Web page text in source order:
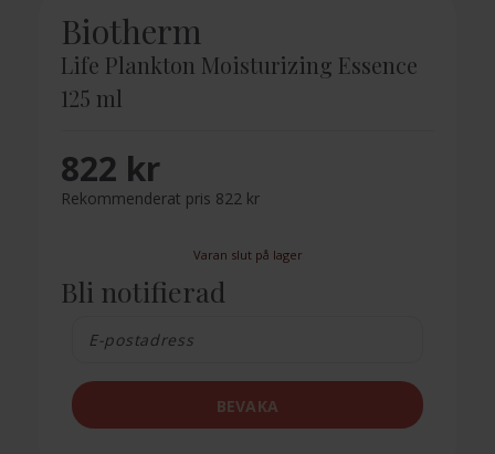
Biotherm
Life Plankton Moisturizing Essence
125 ml
822 kr
Rekommenderat pris 822 kr
Varan slut på lager
Bli notifierad
BEVAKA